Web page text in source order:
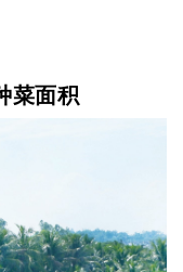
缩减种菜面积